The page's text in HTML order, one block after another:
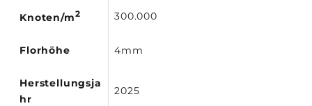
Knoten/m2 300.000
Florhöhe 4mm
Herstellungsja
hr
2025